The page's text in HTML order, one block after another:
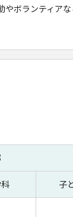
ボランティア
子